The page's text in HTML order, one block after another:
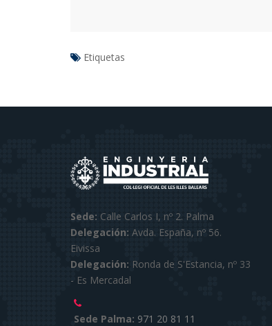
Etiquetas
Sede: Calle Carlos I, nº 2. Palma
Delegación: Avda. España, nº 56.
Eivissa
Delegación: Ronda de S'Estancia, nº 33
- Es Mercadal
Sede Palma: 971 20 81 11